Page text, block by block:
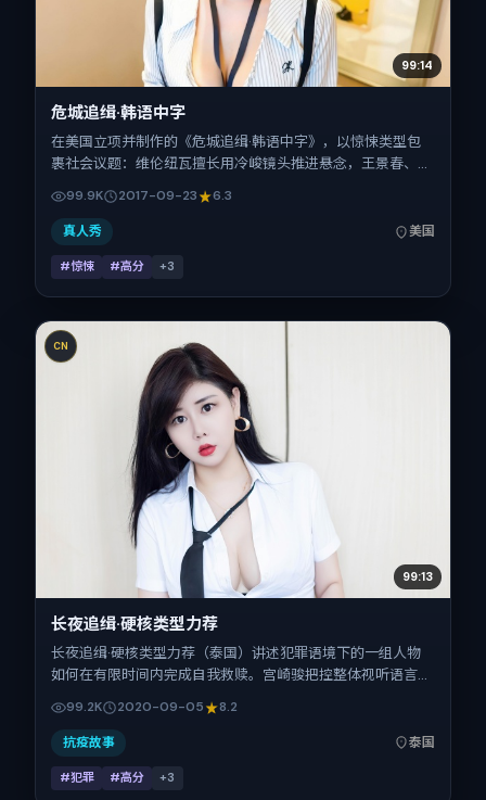
99:14
危城追缉·韩语中字
在美国立项并制作的《危城追缉·韩语中字》，以惊悚类型包
裹社会议题：维伦纽瓦擅长用冷峻镜头推进悬念，王景春、秦
09-23；片长145分钟；适合关注现实质感与类型片结构的观
众。
99.9K 2017-09-23 6.3
真人秀 美国
#惊悚 #高分 +3
CN
99:13
长夜追缉·硬核类型力荐
长夜追缉·硬核类型力荐（泰国）讲述犯罪语境下的一组人物
如何在有限时间内完成自我救赎。宫崎骏把控整体视听语言，
影片定于 2020-09-05 起陆续登陆院线与网络平台，国庆档
前后公映，片长142分钟。
99.2K 2020-09-05 8.2
抗疫故事 泰国
#犯罪 #高分 +3